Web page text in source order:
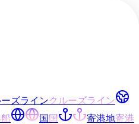
ズラインクルーズライン
国国 寄港地寄港